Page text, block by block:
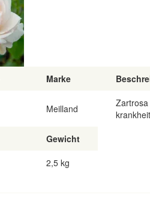
Marke
Meilland
Gewicht
2,5 kg